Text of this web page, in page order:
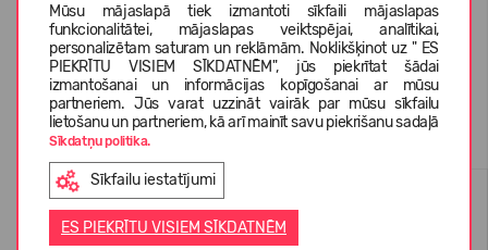
Mūsu mājaslapā tiek izmantoti sīkfaili mājaslapas
funkcionalitātei, mājaslapas veiktspējai, analītikai,
personalizētam saturam un reklāmām. Noklikšķinot uz " ES
PIEKRĪTU VISIEM SĪKDATNĒM", jūs piekrītat šādai
izmantošanai un informācijas kopīgošanai ar mūsu
partneriem. Jūs varat uzzināt vairāk par mūsu sīkfailu
lietošanu un partneriem, kā arī mainīt savu piekrišanu sadaļā
Sīkdatņu politika.
Sīkfailu iestatījumi
ES PIEKRĪTU VISIEM SĪKDATNĒM
KLIENTU ATSAUKSMES (0)
Līdzīgas preces
-30%
VASARAI
-23%